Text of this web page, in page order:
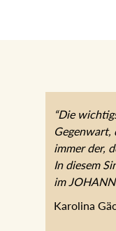
“Die
immer der,
In diesem
im
Karolina